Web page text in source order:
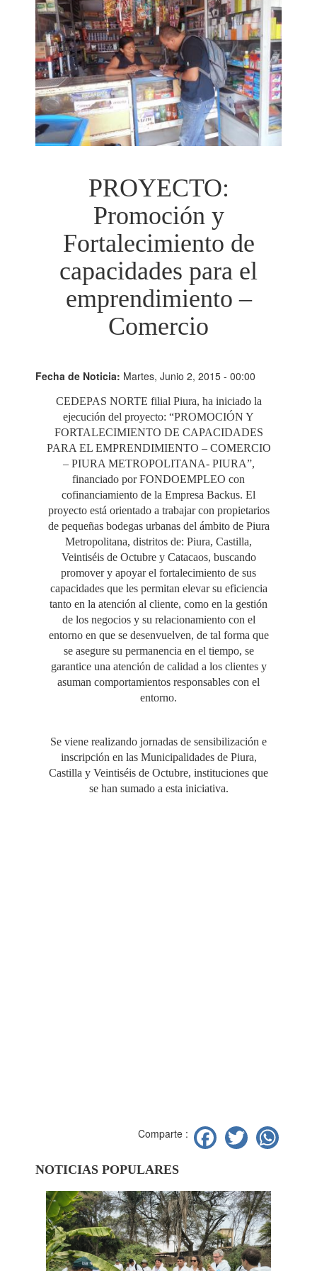
PROYECTO:
Promoción y
Fortalecimiento de
capacidades para el
emprendimiento –
Comercio
Fecha de Noticia: Martes, Junio 2, 2015 - 00:00
CEDEPAS NORTE filial Piura, ha iniciado la
ejecución del proyecto: “PROMOCIÓN Y
FORTALECIMIENTO DE CAPACIDADES
PARA EL EMPRENDIMIENTO – COMERCIO
– PIURA METROPOLITANA- PIURA”,
financiado por FONDOEMPLEO con
cofinanciamiento de la Empresa Backus. El
proyecto está orientado a trabajar con propietarios
de pequeñas bodegas urbanas del ámbito de Piura
Metropolitana, distritos de: Piura, Castilla,
Veintiséis de Octubre y Catacaos, buscando
promover y apoyar el fortalecimiento de sus
capacidades que les permitan elevar su eficiencia
tanto en la atención al cliente, como en la gestión
de los negocios y su relacionamiento con el
entorno en que se desenvuelven, de tal forma que
se asegure su permanencia en el tiempo, se
garantice una atención de calidad a los clientes y
asuman comportamientos responsables con el
entorno.
Se viene realizando jornadas de sensibilización e
inscripción en las Municipalidades de Piura,
Castilla y Veintiséis de Octubre, instituciones que
se han sumado a esta iniciativa.
Comparte : Facebook
Twitter
NOTICIAS POPULARES